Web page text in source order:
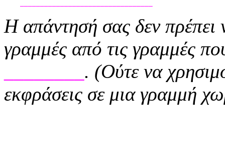
Η απάντησή σας δεν πρέπει
γραμμές από τις γραμμές
. (Ούτε να
εκφράσεις σε μια γραμμή